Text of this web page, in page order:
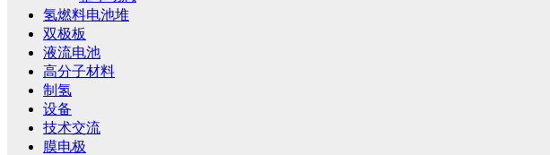
氢燃料电池堆
双极板
液流电池
高分子材料
制氢
设备
技术交流
膜电极